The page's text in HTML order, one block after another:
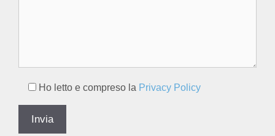
Ho letto e compreso la Privacy Policy